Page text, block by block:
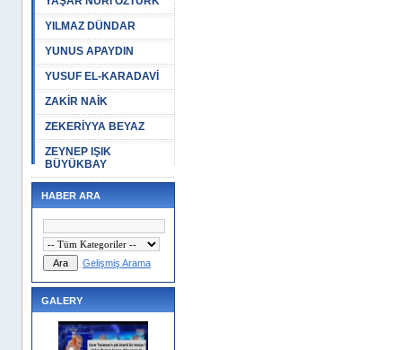
YILMAZ DÜNDAR
YUNUS APAYDIN
YUSUF EL-KARADAVİ
ZAKİR NAİK
ZEKERİYYA BEYAZ
ZEYNEP IŞIK
BÜYÜKBAY
HABER ARA
Gelişmiş Arama
GALERY